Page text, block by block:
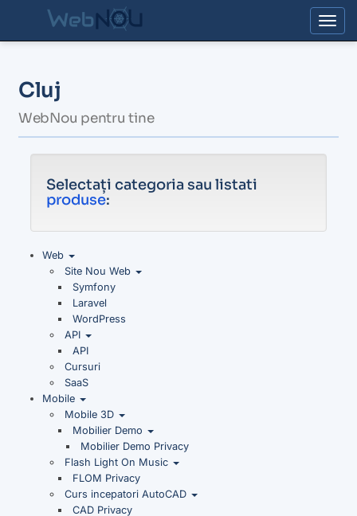
Cluj
WebNou pentru tine
Selectați categoria sau listati
produse:
Web
Site Nou Web
Symfony
Laravel
WordPress
API
API
Cursuri
SaaS
Mobile
Mobile 3D
Mobilier Demo
Mobilier Demo Privacy
Flash Light On Music
FLOM Privacy
Curs incepatori AutoCAD
CAD Privacy